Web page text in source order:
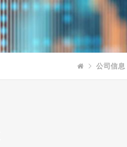
公司信息